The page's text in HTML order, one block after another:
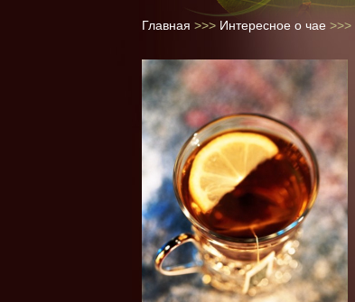
Главная >>> Интересное о чае >>>